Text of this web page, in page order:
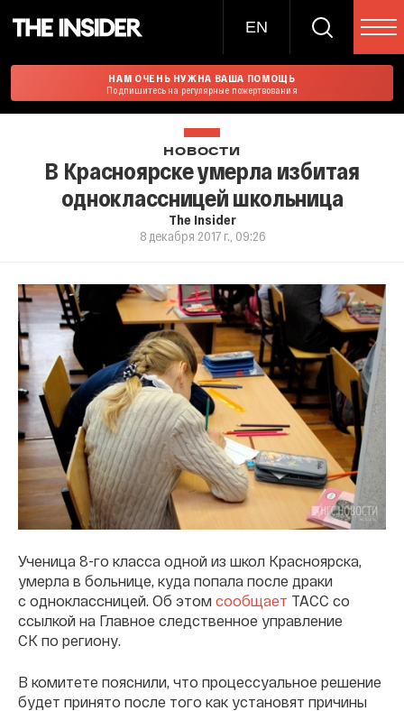
EN
НАМ ОЧЕНЬ НУЖНА ВАША ПОМОЩЬ
Подпишитесь на регулярные пожертвования
НОВОСТИ
В Красноярске умерла избитая
одноклассницей школьница
The Insider
8 декабря 2017 г., 09:26
Ученица 8-го класса одной из школ Красноярска,
умерла в больнице, куда попала после драки
с одноклассницей. Об этом сообщает ТАСС со
ссылкой на Главное следственное управление
СК по региону.
В комитете пояснили, что процессуальное решение
будет принято после того как установят причины